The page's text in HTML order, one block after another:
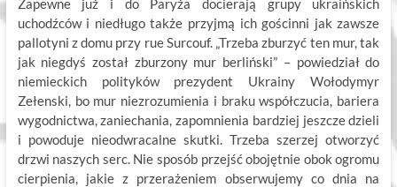
Zapewne już i do Paryża docierają grupy ukraińskich
uchodźców i niedługo także przyjmą ich gościnni jak zawsze
pallotyni z domu przy rue Surcouf. „Trzeba zburzyć ten mur, tak
jak niegdyś został zburzony mur berliński” – powiedział do
niemieckich polityków prezydent Ukrainy Wołodymyr
Zełenski, bo mur niezrozumienia i braku współczucia, bariera
wygodnictwa, zaniechania, zapomnienia bardziej jeszcze dzieli
i powoduje nieodwracalne skutki. Trzeba szerzej otworzyć
drzwi naszych serc. Nie sposób przejść obojętnie obok ogromu
cierpienia, jakie z przerażeniem obserwujemy co dnia na